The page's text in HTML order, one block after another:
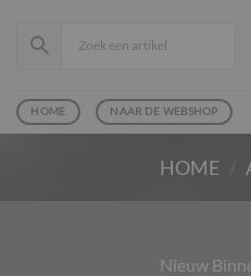
naar
HOME NAAR DE WEBSHOP
HOME
Nieuw